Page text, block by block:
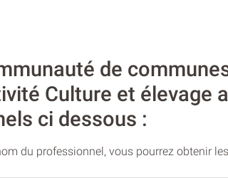
de
Culture et
ci dessous :
du professionnel, vous pourrez obtenir